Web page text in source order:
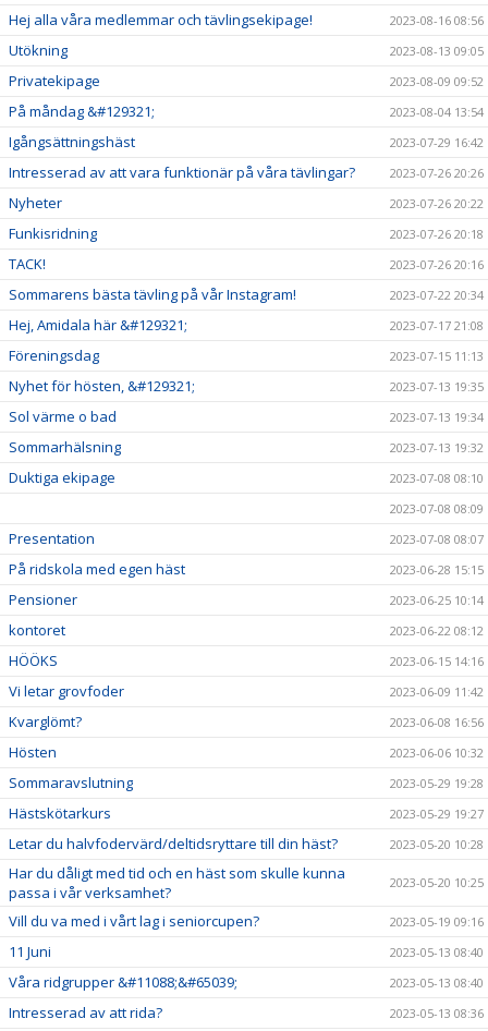
Hej alla våra medlemmar och tävlingsekipage! 2023-08-16 08:56
Utökning 2023-08-13 09:05
Privatekipage 2023-08-09 09:52
På måndag &#129321; 2023-08-04 13:54
Igångsättningshäst 2023-07-29 16:42
Intresserad av att vara funktionär på våra tävlingar? 2023-07-26 20:26
Nyheter 2023-07-26 20:22
Funkisridning 2023-07-26 20:18
TACK! 2023-07-26 20:16
Sommarens bästa tävling på vår Instagram! 2023-07-22 20:34
Hej, Amidala här &#129321; 2023-07-17 21:08
Föreningsdag 2023-07-15 11:13
Nyhet för hösten, &#129321; 2023-07-13 19:35
Sol värme o bad 2023-07-13 19:34
Sommarhälsning 2023-07-13 19:32
Duktiga ekipage
2023-07-08 08:10
2023-07-08 08:09
Presentation 2023-07-08 08:07
På ridskola med egen häst 2023-06-28 15:15
Pensioner 2023-06-25 10:14
kontoret 2023-06-22 08:12
HÖÖKS 2023-06-15 14:16
Vi letar grovfoder 2023-06-09 11:42
Kvarglömt? 2023-06-08 16:56
Hösten 2023-06-06 10:32
Sommaravslutning 2023-05-29 19:28
Hästskötarkurs 2023-05-29 19:27
Letar du halvfodervärd/deltidsryttare till din häst? 2023-05-20 10:28
Har du dåligt med tid och en häst som skulle kunna
passa i vår verksamhet?
2023-05-20 10:25
Vill du va med i vårt lag i seniorcupen? 2023-05-19 09:16
11 Juni 2023-05-13 08:40
Våra ridgrupper &#11088;&#65039; 2023-05-13 08:40
Intresserad av att rida? 2023-05-13 08:36